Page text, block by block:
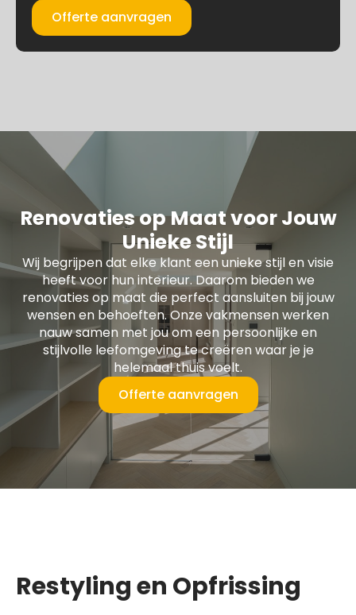
Offerte aanvragen
Renovaties op Maat voor Jouw
Unieke Stijl
Wij begrijpen dat elke klant een unieke stijl en visie
heeft voor hun interieur. Daarom bieden we
renovaties op maat die perfect aansluiten bij jouw
wensen en behoeften. Onze vakmensen werken
nauw samen met jou om een persoonlijke en
stijlvolle leefomgeving te creëren waar je je
helemaal thuis voelt.
Offerte aanvragen
Restyling en Opfrissing